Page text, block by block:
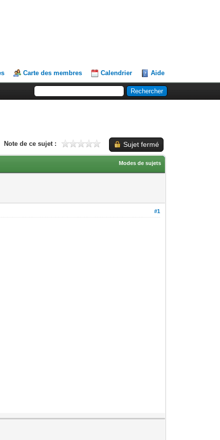
Carte des membres Calendrier Aide
Sujet fermé
Note de ce sujet :
Modes de sujets
#1